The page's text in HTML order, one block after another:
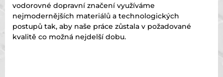
vodorovné dopravní značení využíváme
nejmodernějších materiálů a technologických
postupů tak, aby naše práce zůstala v požadované
kvalitě co možná nejdelší dobu.